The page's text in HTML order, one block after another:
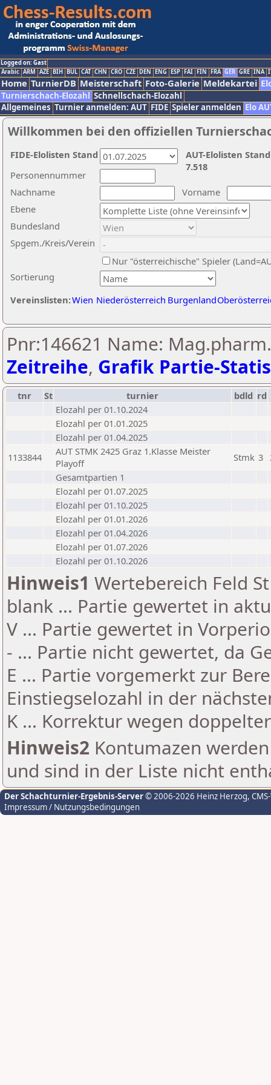
Logged on: Gast
Arabic ARM AZE BIH BUL CAT CHN CRO CZE DEN ENG ESP FAI FIN FRA GER GRE INA
Home TurnierDB Meisterschaft Foto-Galerie Meldekartei
Turnierschach-Elozahl Schnellschach-Elozahl
Allgemeines Turnier anmelden: AUT FIDE Spieler anmelden Elo
Willkommen bei den offiziellen
Nachname
Vorname
Ebene
Sortierung
Personennummer
Bundesland
Spgem./Kreis/Verein
Nur "österreichische" Spieler
Vereinslisten:Wien Niederösterreich Burgenland
AUT-Elolisten
7.518
FIDE-Elolisten Stand
Pnr:146621 Name:
Zeitreihe, Grafik Partie-
tnr St turnier bdld rd
Elozahl per 01.10.2024
Elozahl per 01.01.2025
Elozahl per 01.04.2025
1133844
AUT STMK 2425 Graz 1.Klasse Meister
Playoff
Stmk 3
Gesamtpartien 1
Elozahl per 01.07.2025
Elozahl per 01.10.2025
Elozahl per 01.01.2026
Elozahl per 01.04.2026
Elozahl per 01.07.2026
Elozahl per 01.10.2026
Hinweis1 Wertebereich Feld
blank ... Partie gewertet in
V ... Partie gewertet in
- ... Partie nicht gewertet, da
E ... Partie vorgemerkt zur
Einstiegselozahl in der
K ... Korrektur wegen
Hinweis2 Kontumazen
und sind in der Liste nicht
Der Schachturnier-Ergebnis-Server© 2006-2026 Heinz Herzog,
Impressum / Nutzungsbedingungen